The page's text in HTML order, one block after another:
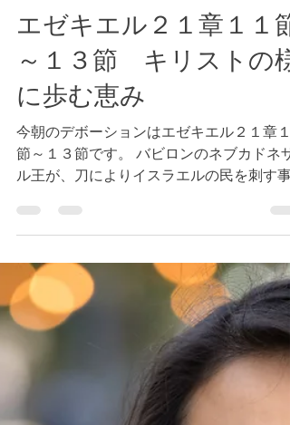
Tokyo Bay Bible Fellowship
2023年4月6日
エゼキエル２１章１１節
～１３節 キリストの様
に歩む恵み
今朝のデボーションはエゼキエル２１章１
節～１３節です。 バビロンのネブカドネザ
ル王が、刀によりイスラエルの民を刺す事